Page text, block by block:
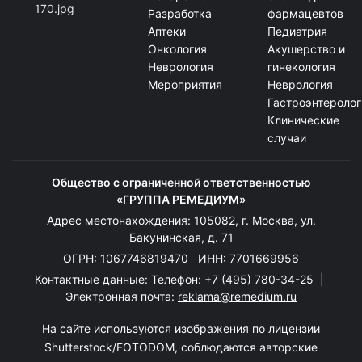
Разработка
Аптеки
Онкология
Неврология
Мероприятия
фармацевтов
Педиатрия
Акушерство и
гинекология
Неврология
Клинические
случаи
Общество с ограниченной ответственностью
«ГРУППА РЕМЕДИУМ»
Адрес местонахождения: 105082, г. Москва, ул.
Бакунинская, д. 71
ОГРН: 1067746819470 ИНН: 7701669956
Контактные данные: Телефон: +7 (495) 780-34-25
Электронная почта: reklama@remedium.ru
На сайте используются изображения по лицензии
Shutterstock/FOTODOM, соблюдаются авторские